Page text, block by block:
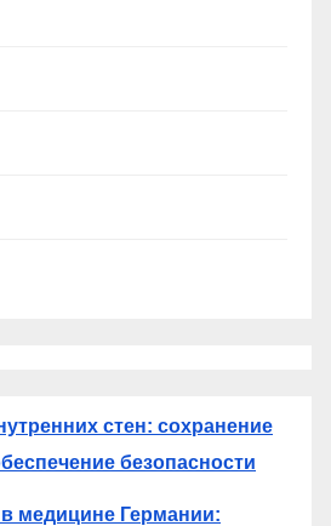
стен: сохранение
безопасности
медицине Германии: